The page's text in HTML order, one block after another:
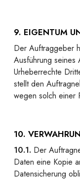
9. EIGENTUM
Der Auftraggeber
Ausführung seines
Urheberrechte
stellt den
wegen solch einer
10.
10.1. Der
Daten eine Kopie
Datensicherung